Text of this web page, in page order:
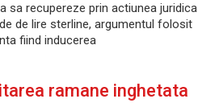
sa recupereze prin actiunea juridica
de lire sterline, argumentul folosit
fiind inducerea
ramane inghetata